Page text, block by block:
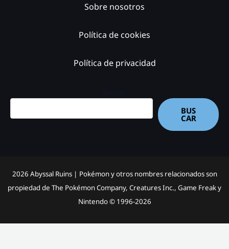
Sobre nosotros
Política de cookies
Política de privacidad
BUS
CAR
2026 Abyssal Ruins | Pokémon y otros nombres relacionados son
propiedad de The Pokémon Company, Creatures Inc., Game Freak y
Nintendo © 1996-2026